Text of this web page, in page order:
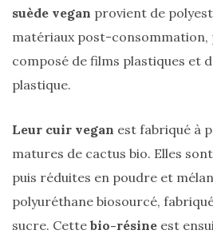
Conseils
mode
(25)
Découvertes
(5)
Derniers
achats
(45)
suède vegan provient de
matériaux post-
composé de films plastiques et
plastique.
Leur cuir vegan est fabriqué à
matures de cactus bio. Elles
puis réduites en poudre et
polyuréthane biosourcé,
sucre. Cette bio-résine est